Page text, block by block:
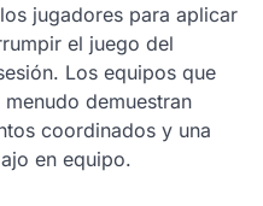
jugadores para aplicar
el juego del
Los equipos que
demuestran
coordinados y una
en equipo.